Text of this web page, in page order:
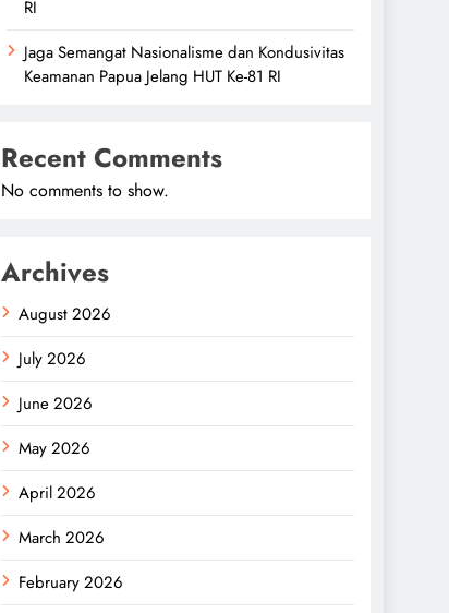
RI
Jaga Semangat Nasionalisme dan Kondusivitas
Keamanan Papua Jelang HUT Ke-81 RI
Recent Comments
No comments to show.
Archives
August 2026
July 2026
June 2026
May 2026
April 2026
March 2026
February 2026